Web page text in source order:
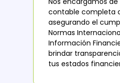
contable completa
asegurando el
Normas
Información
brindar
tus estados